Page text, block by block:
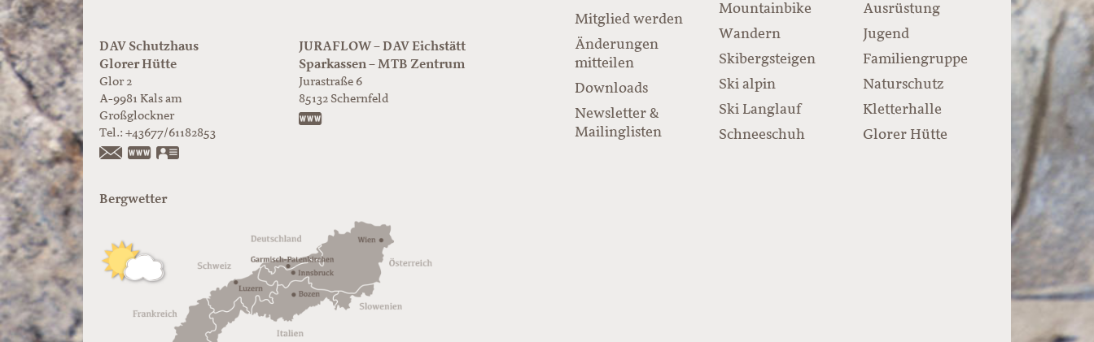
DAV Schutzhaus
Glorer Hütte
Glor 2
A-9981 Kals am
Großglockner
Tel.: +43677/61182853
https://www.glorer-huette.at/
JURAFLOW – DAV Eichstätt
Sparkassen – MTB Zentrum
Jurastraße 6
85132 Schernfeld
Mountainbike
Wandern
Skibergsteigen
Ski alpin
Ski Langlauf
Schneeschuh
Ausrüstung
Jugend
Familiengruppe
Naturschutz
Kletterhalle
Glorer Hütte
Mitglied werden
Änderungen
mitteilen
Downloads
Newsletter &
Mailinglisten
Bergwetter